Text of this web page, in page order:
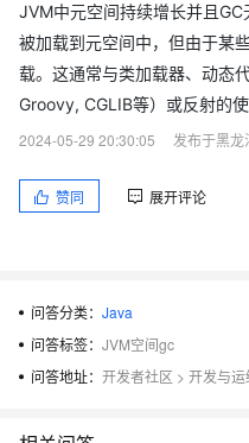
JVM中元空间持续增长并且
被加载到元空间中，但由于某
载。这通常与类加载器、动态
Groovy, CGLIB等）或反射的使
2024-05-29 20:30:05
发布于黑龙
赞同 展开评论
问答分类： Java
问答标签： JVM空间gc
问答地址： 开发者社区 > 开发与运